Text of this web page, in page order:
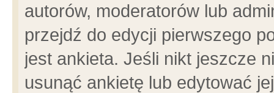
autorów, moderatorów lub
przejdź do edycji pierwszego
jest ankieta. Jeśli nikt jeszcze
usunąć ankietę lub edytować